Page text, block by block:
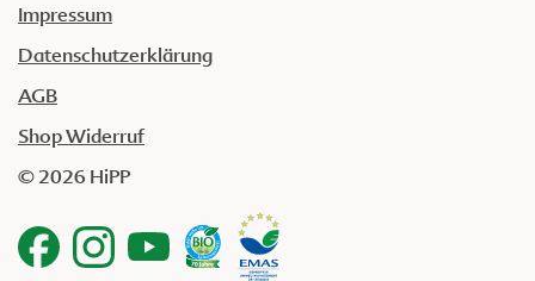
Impressum
Datenschutzerklärung
AGB
Shop Widerruf
© 2026 HiPP